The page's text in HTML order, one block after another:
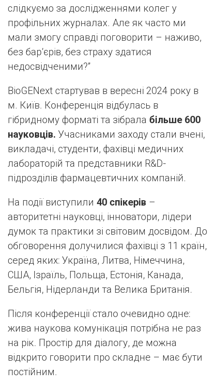
слідкуємо за дослідженнями колег у
профільних журналах. Але як часто ми
мали змогу справді поговорити – наживо,
без бар’єрів, без страху здатися
недосвідченими?”
BioGENext стартував в вересні 2024 року в
м. Київ. Конференція відбулась в
гібридному форматі та зібрала більше 600
науковців. Учасниками заходу стали вчені,
викладачі, студенти, фахівці медичних
лабораторій та представники R&D-
підрозділів фармацевтичних компаній.
На події виступили 40 спікерів –
авторитетні науковці, інноватори, лідери
думок та практики зі світовим досвідом. До
обговорення долучилися фахівці з 11 країн,
серед яких: Україна, Литва, Німеччина,
США, Ізраїль, Польща, Естонія, Канада,
Бельгія, Нідерланди та Велика Британія.
Після конференції стало очевидно одне:
жива наукова комунікація потрібна не раз
на рік. Простір для діалогу, де можна
відкрито говорити про складне – має бути
постійним.